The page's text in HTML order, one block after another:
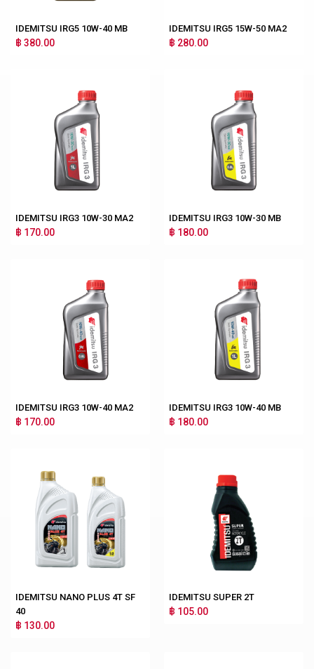
IDEMITSU IRG5 10W-40 MB
฿ 380.00
IDEMITSU IRG5 15W-50 MA2
฿ 280.00
IDEMITSU IRG3 10W-30 MA2
฿ 170.00
IDEMITSU IRG3 10W-30 MB
฿ 180.00
IDEMITSU IRG3 10W-40 MA2
฿ 170.00
IDEMITSU IRG3 10W-40 MB
฿ 180.00
IDEMITSU NANO PLUS 4T SF
40
฿ 130.00
IDEMITSU SUPER 2T
฿ 105.00